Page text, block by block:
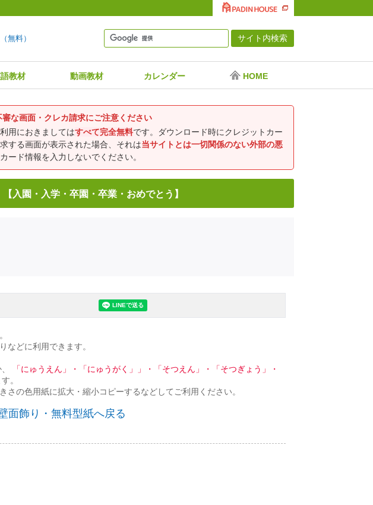
無料）
教材 動画教材 カレンダー HOME
審な画面・クレカ請求にご注意ください
用におきましてはすべて完全無料です。ダウンロード時にクレジットカー
する画面が表示された場合、それは当サイトとは一切関係のない外部の悪
ード情報を入力しないでください。
園・入学・卒園・卒業・おめでとう】
などに利用できます。
「にゅうえん」・「にゅうがく」」・「そつえん」・「そつぎょう」・
。
さの色用紙に拡大・縮小コピーするなどしてご利用ください。
飾り・無料型紙へ戻る